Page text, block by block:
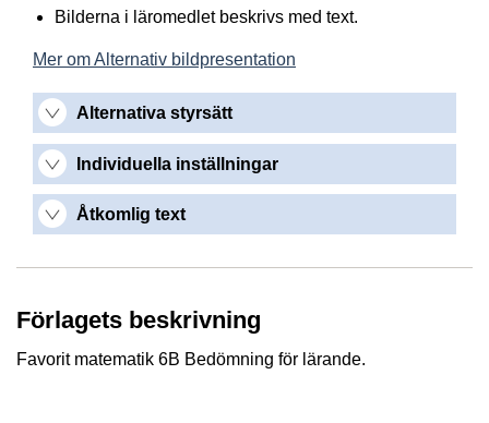
Bilderna i läromedlet beskrivs med text.
Mer om Alternativ bildpresentation
Alternativa styrsätt
Individuella inställningar
Åtkomlig text
Förlagets beskrivning
Favorit matematik 6B Bedömning för lärande.